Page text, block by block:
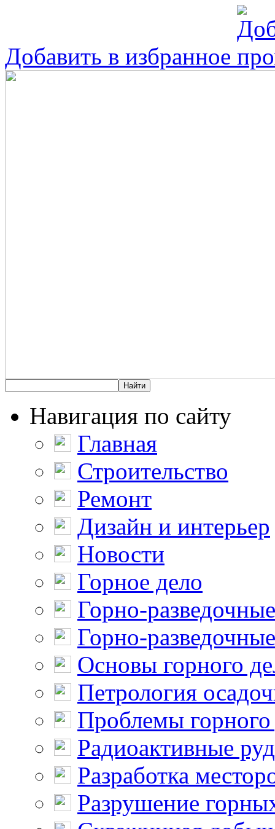
Добавить в избранное
Навигация по сайту
Главная
Строительство
Ремонт
Дизайн и интерьер
Новости
Горное дело
Горно-
Горно-
Основы горного
Петрология
Проблемы горного
Радиоактивные
Разработка
Разрушение